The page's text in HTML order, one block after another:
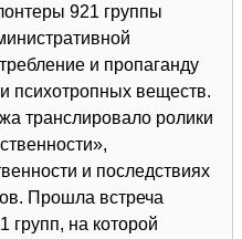
921 группы
и пропаганду
психотропных веществ.
транслировало ролики
и последствиях
Прошла встреча
групп, на которой